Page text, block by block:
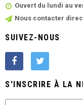
Ouvert du lundi au
Nous contacter
SUIVEZ-NOUS
S'INSCRIRE À LA